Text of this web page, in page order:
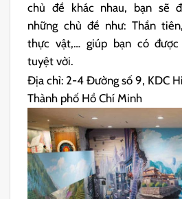
chủ đề khác nhau, bạn sẽ
những chủ đề như: Thần
thực vật,… giúp bạn có
tuyệt vời.
Địa chỉ: 2-4 Đường số 9, KDC
Thành phố Hồ Chí Minh